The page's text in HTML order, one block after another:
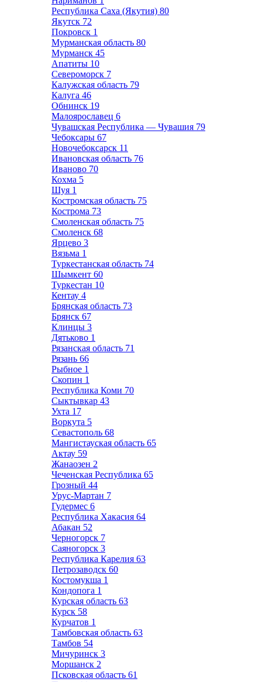
Республика Саха (Якутия) 80
Якутск 72
Покровск 1
Мурманская область 80
Мурманск 45
Апатиты 10
Североморск 7
Калужская область 79
Калуга 46
Обнинск 19
Малоярославец 6
Чувашская Республика — Чувашия 79
Чебоксары 67
Новочебоксарск 11
Ивановская область 76
Иваново 70
Кохма 5
Шуя 1
Костромская область 75
Кострома 73
Смоленская область 75
Смоленск 68
Ярцево 3
Вязьма 1
Туркестанская область 74
Шымкент 60
Туркестан 10
Кентау 4
Брянская область 73
Брянск 67
Клинцы 3
Дятьково 1
Рязанская область 71
Рязань 66
Рыбное 1
Скопин 1
Республика Коми 70
Сыктывкар 43
Ухта 17
Воркута 5
Севастополь 68
Мангистауская область 65
Актау 59
Жанаозен 2
Чеченская Республика 65
Грозный 44
Урус-Мартан 7
Гудермес 6
Республика Хакасия 64
Абакан 52
Черногорск 7
Саяногорск 3
Республика Карелия 63
Петрозаводск 60
Костомукша 1
Кондопога 1
Курская область 63
Курск 58
Курчатов 1
Тамбовская область 63
Тамбов 54
Мичуринск 3
Моршанск 2
Псковская область 61